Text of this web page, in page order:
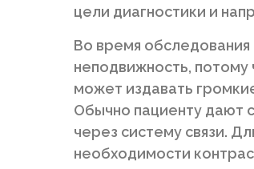
цели диагностики и
Во время
неподвижность,
может издавать
Обычно пациенту дают
через систему связи.
необходимости